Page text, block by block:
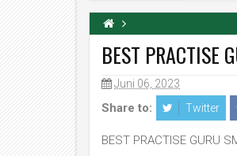
BEST PRACTISE
Juni 06, 2023
Share to: Twitter
BEST PRACTISE GURU